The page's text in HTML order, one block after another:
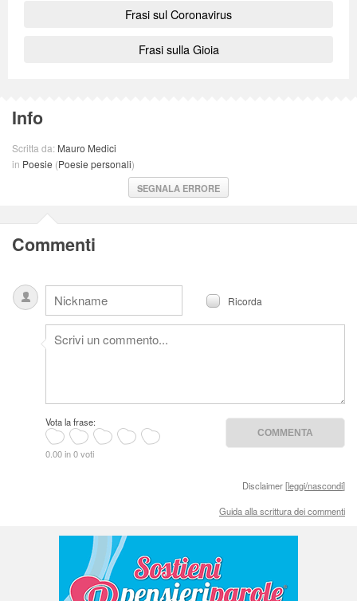
Frasi sul Coronavirus
Frasi sulla Gioia
Info
Scritta da: Mauro Medici
in Poesie (Poesie personali)
SEGNALA ERRORE
Commenti
Ricorda
Vota la frase:
0.00 in 0 voti
Disclaimer [leggi/nascondi]
Guida alla scrittura dei commenti